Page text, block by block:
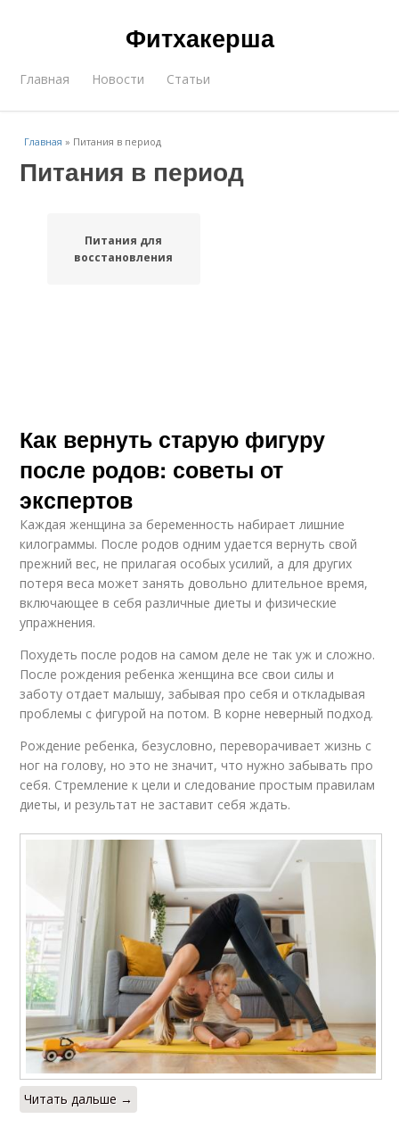
Фитхакерша
Главная Новости Статьи
Главная » Питания в период
Питания в период
Питания для
восстановления
Как вернуть старую фигуру
после родов: советы от
экспертов
Каждая женщина за беременность набирает лишние
килограммы. После родов одним удается вернуть свой
прежний вес, не прилагая особых усилий, а для других
потеря веса может занять довольно длительное время,
включающее в себя различные диеты и физические
упражнения.
Похудеть после родов на самом деле не так уж и сложно.
После рождения ребенка женщина все свои силы и
заботу отдает малышу, забывая про себя и откладывая
проблемы с фигурой на потом. В корне неверный подход.
Рождение ребенка, безусловно, переворачивает жизнь с
ног на голову, но это не значит, что нужно забывать про
себя. Стремление к цели и следование простым правилам
диеты, и результат не заставит себя ждать.
Читать дальше →